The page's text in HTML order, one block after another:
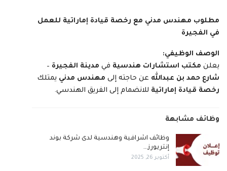
مطلوب مهندس مدني مع رخصة قيادة إماراتية للعمل
في الفجيرة
الوصف الوظيفي:
يعلن مكتب استشارات هندسية في مدينة الفجيرة –
شارع حمد بن عبدالله عن حاجته إلى مهندس مدني يمتلك
رخصة قيادة إماراتية للانضمام إلى الفريق الهندسي.
وظائف مشابهة
وظائف اشرافية وهندسية لدى شركة بوند
إنتريورز…
أكتوبر 26, 2025